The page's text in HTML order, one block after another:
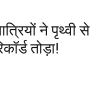
ने पृथ्वी से
तोड़ा!